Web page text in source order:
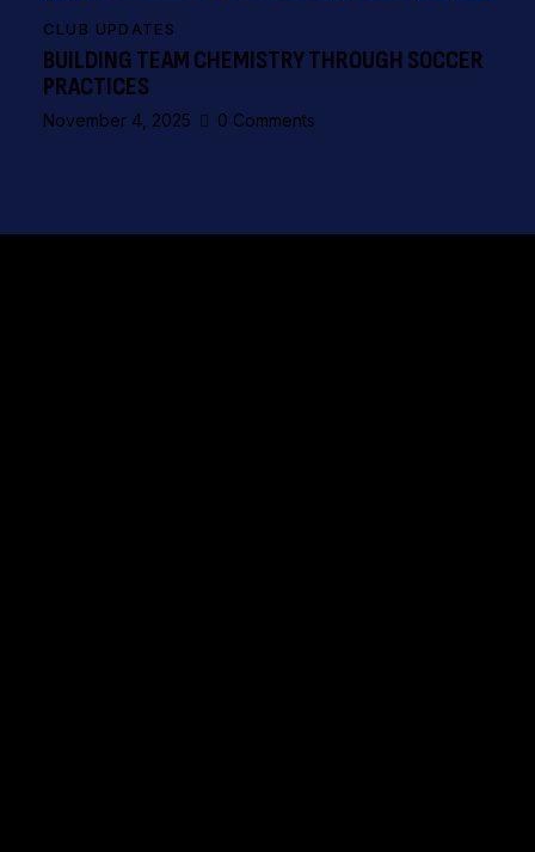
CLUB UPDATES
BUILDING TEAM CHEMISTRY THROUGH SOCCER
PRACTICES
November 4, 2025 0 Comments